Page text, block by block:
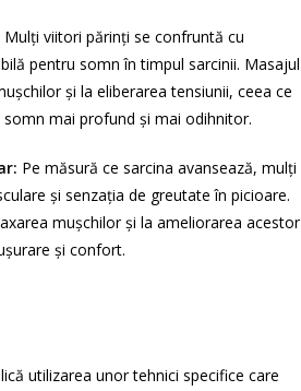
Mulți viitori părinți se confruntă cu
pentru somn în timpul sarcinii. Masajul
și la eliberarea tensiunii, ceea ce
mai profund și mai odihnitor.
Pe măsură ce sarcina avansează, mulți
și senzația de greutate în picioare.
mușchilor și la ameliorarea acestor
și confort.
utilizarea unor tehnici specifice care